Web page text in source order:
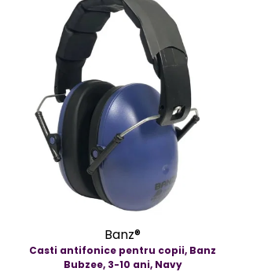
Banz®
Casti antifonice pentru copii, Banz
Bubzee, 3-10 ani, Navy